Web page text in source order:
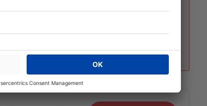
pour :
avec ventilation.